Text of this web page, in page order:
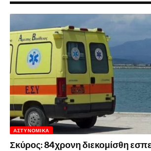
ΑΣΤΥΝΟΜΙΚΆ
Σκύρος: 84χρονη διεκομίσθη